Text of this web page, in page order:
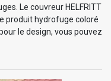
Le couvreur HELFRITT
produit hydrofuge coloré
le design, vous pouvez